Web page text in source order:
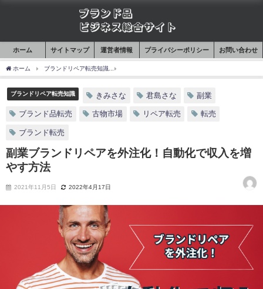
ホーム サイトマップ 運営者情報 プライバシーポリシー お問い合わせ
ホーム ブランドリペア転売知識
ブランドリペア転売知識 きみさな 君島さな 副業
ブランド品転売 古物市場 リペア転売 転売
ブランド転売
副業ブランドリペアを外注化！自動化で収入を増
やす方法
2021年11月5日 2022年4月17日